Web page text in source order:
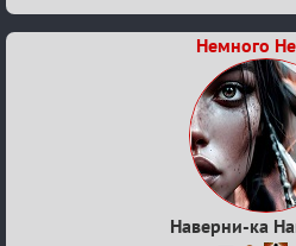
Немного
Наверни-ка